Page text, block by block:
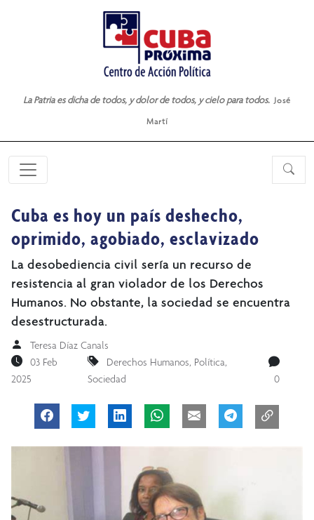
La Patria es dicha de todos, y dolor de todos, y cielo para todos. José
Martí
Cuba es hoy un país deshecho,
oprimido, agobiado, esclavizado
La desobediencia civil sería un recurso de
resistencia al gran violador de los Derechos
Humanos. No obstante, la sociedad se encuentra
desestructurada.
Teresa Díaz Canals
03 Feb
2025
Derechos Humanos, Política,
Sociedad
0